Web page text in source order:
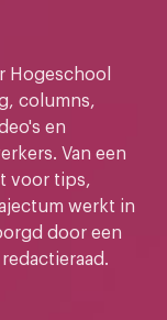
Hogeschool
columns,
en
Van een
voor tips,
werkt in
door een